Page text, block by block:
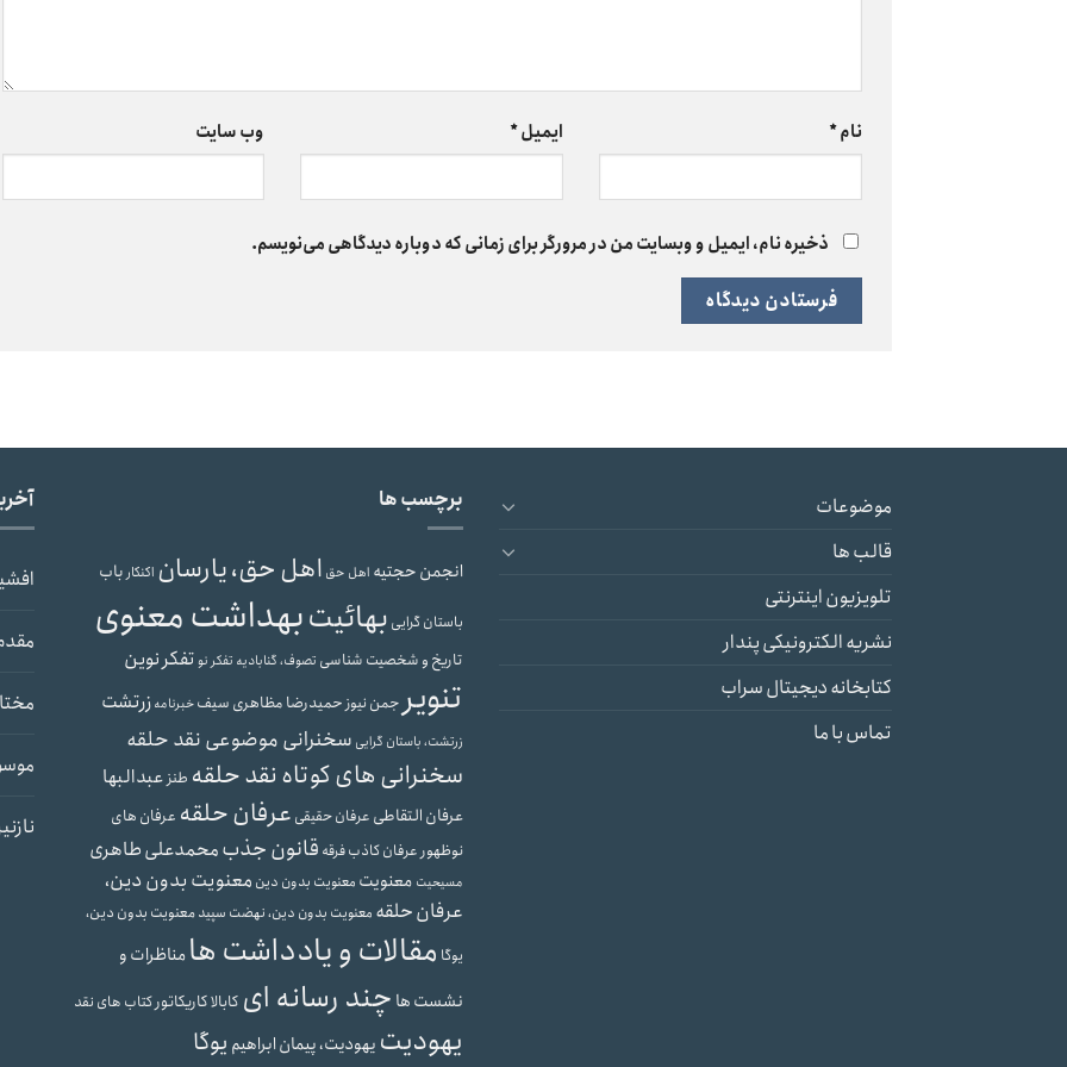
نام* ایمیل* وب‌ سایت
ذخیره نام، ایمیل و وبسایت من در مرورگر برای زمانی که دوباره دیدگاهی می‌نویسم.
موضوعات
قالب ها
تلویزیون اینترنتی
نشریه الکترونیکی پندار
کتابخانه دیجیتال سراب
تماس با ما
برچسب ها
انجمن حجتیه اهل حق اهل حق، یارسان اکنکارباب
باستان گرایی بهائیتبهداشت معنوی
تاریخ و شخصیت شناسی تصوف، گنابادیه تفکر نوتفکر نوین
تنویرجمن نیوزحمیدرضا مظاهری سیفخبرنامهزرتشت
زرتشت، باستان گرایی سخنرانی موضوعی نقد حلقه
سخنرانی های کوتاه نقد حلقه طنزعبدالبها
عرفان التقاطی عرفان حقیقی عرفان حلقه عرفان های
نوظهورعرفان کاذبفرقه قانون جذبمحمدعلی طاهری
مسیحیت معنویت معنویت بدون دین معنویت بدون دین،
عرفان حلقه معنویت بدون دین، نهضت سپیدمعنویت بدون دین،
یوگا مقالات و یادداشت هامناظرات و
نشست ها چند رسانه ای کابالاکاریکاتورکتاب های نقد
یهودیت یهودیت، پیمان ابراهیم یوگا